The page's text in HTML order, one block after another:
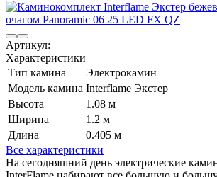
Артикул:
Характеристики
Тип камина
Электрокамин
Модель камина Interflame Экстер
Высота
1.08 м
Ширина
1.2 м
Длина
0.405 м
Все характеристики
На сегодняшний день электрические